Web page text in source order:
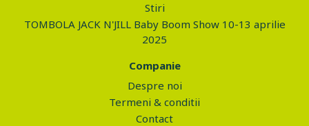
Stiri
TOMBOLA JACK N'JILL Baby Boom Show 10-13 aprilie
2025
Companie
Despre noi
Termeni & conditii
Contact